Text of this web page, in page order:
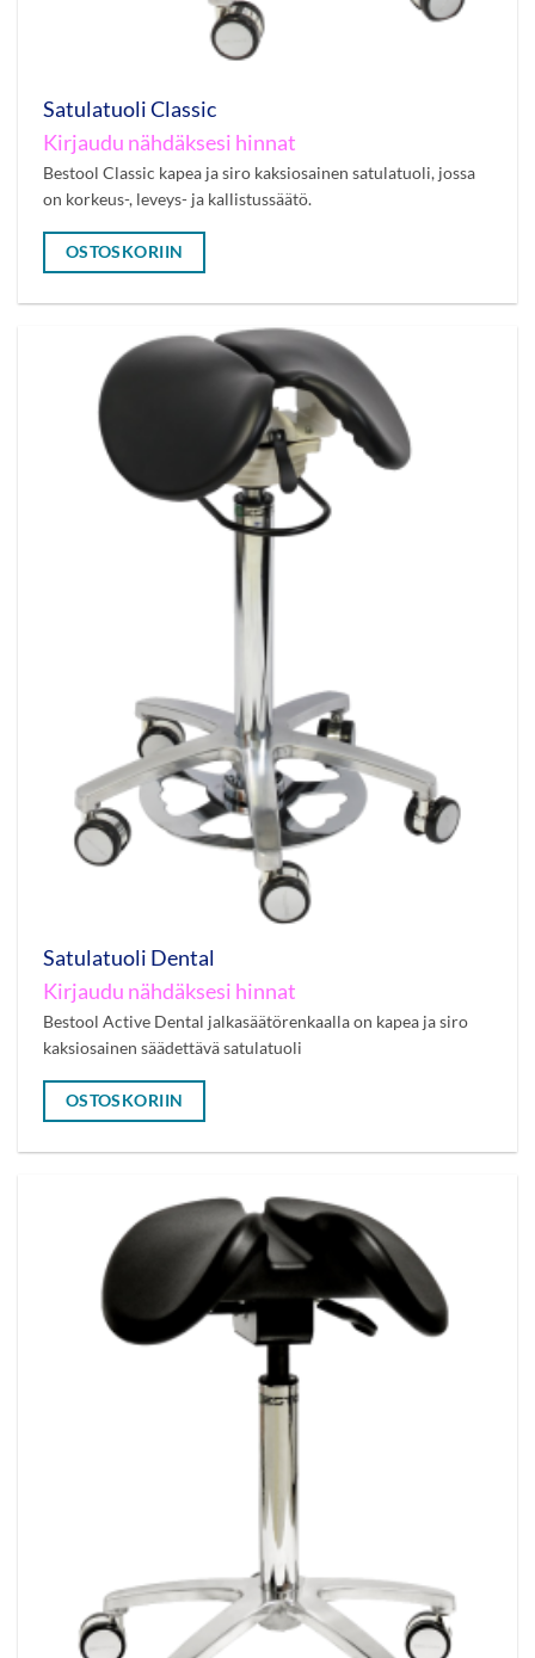
Satulatuoli Classic
Kirjaudu nähdäksesi hinnat
Bestool Classic kapea ja siro kaksiosainen satulatuoli, jossa
on korkeus-, leveys- ja kallistussäätö.
OSTOSKORIIN
Satulatuoli Dental
Kirjaudu nähdäksesi hinnat
Bestool Active Dental jalkasäätörenkaalla on kapea ja siro
kaksiosainen säädettävä satulatuoli
OSTOSKORIIN